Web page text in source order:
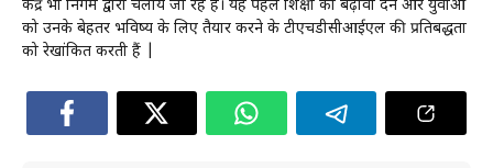
केंद्र भी निगम द्वारा चलाये जा रहे हैं। यह पहलें शिक्षा को बढ़ावा देने और युवाओं
को उनके बेहतर भविष्य के लिए तैयार करने के टीएचडीसीआईएल की प्रतिबद्धता
को रेखांकित करती हैं |